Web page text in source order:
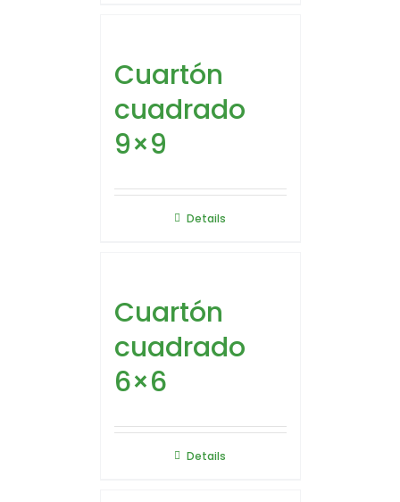
Cuartón
cuadrado
9×9
Details
Cuartón
cuadrado
6×6
Details